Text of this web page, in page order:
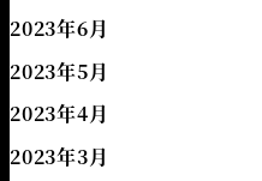
2023年6月
2023年5月
2023年4月
2023年3月